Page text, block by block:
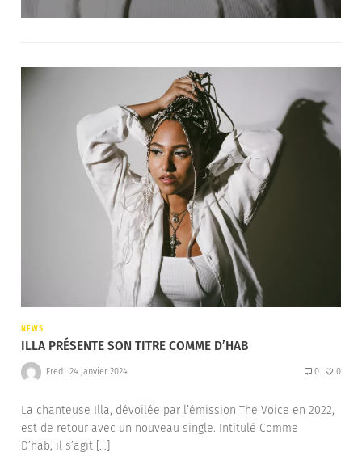
NEWS
ILLA PRÉSENTE SON TITRE COMME D’HAB
Fred 24 janvier 2024 0 0
La chanteuse Illa, dévoilée par l’émission The Voice en 2022,
est de retour avec un nouveau single. Intitulé Comme
D’hab, il s’agit […]